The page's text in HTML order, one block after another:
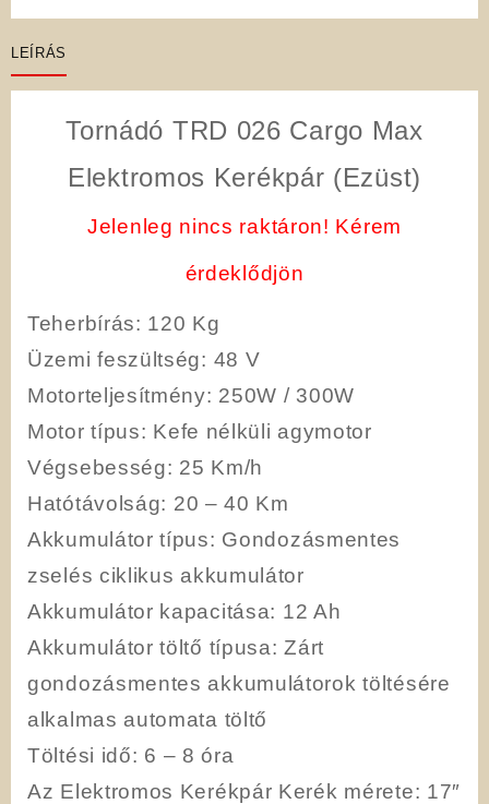
LEÍRÁS
Tornádó TRD 026 Cargo Max
Elektromos Kerékpár (Ezüst)
Jelenleg nincs raktáron! Kérem
érdeklődjön
Teherbírás: 120 Kg
Üzemi feszültség: 48 V
Motorteljesítmény: 250W / 300W
Motor típus: Kefe nélküli agymotor
Végsebesség: 25 Km/h
Hatótávolság: 20 – 40 Km
Akkumulátor típus: Gondozásmentes
zselés ciklikus akkumulátor
Akkumulátor kapacitása: 12 Ah
Akkumulátor töltő típusa: Zárt
gondozásmentes akkumulátorok töltésére
alkalmas automata töltő
Töltési idő: 6 – 8 óra
Az Elektromos Kerékpár Kerék mérete: 17″